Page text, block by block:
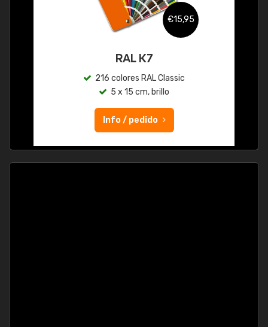
€15,95
RAL K7
216 colores RAL Classic
5 x 15 cm, brillo
Info / pedido